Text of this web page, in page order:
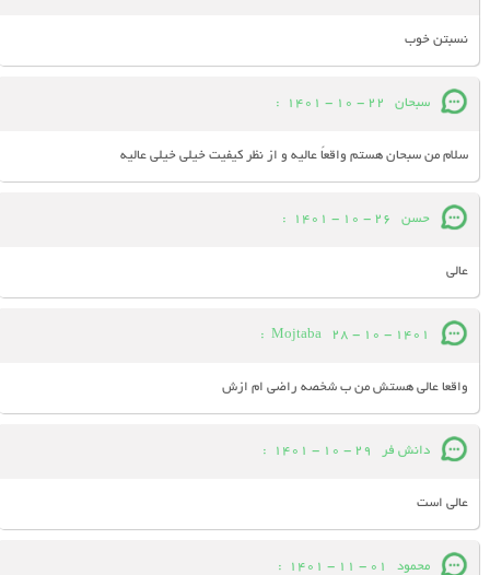
نسبتن خوب
سبحان 22 - 10 - 1401
:
سلام من سبحان هستم واقعاً عالیه و از نظر کیفیت خیلی خیلی عالیه
حسن 26 - 10 - 1401
:
عالی
Mojtaba 28 - 10 - 1401
:
واقعا عالی هستش من ب شخصه راضی ام ازش
دانش فر 29 - 10 - 1401
:
عالی است
محمود 01 - 11 - 1401
: